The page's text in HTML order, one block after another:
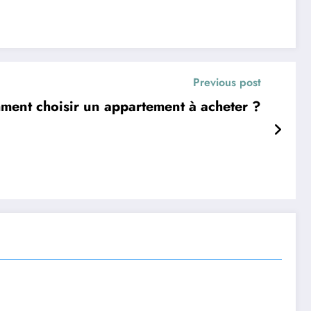
Previous post
choisir un appartement à acheter ?